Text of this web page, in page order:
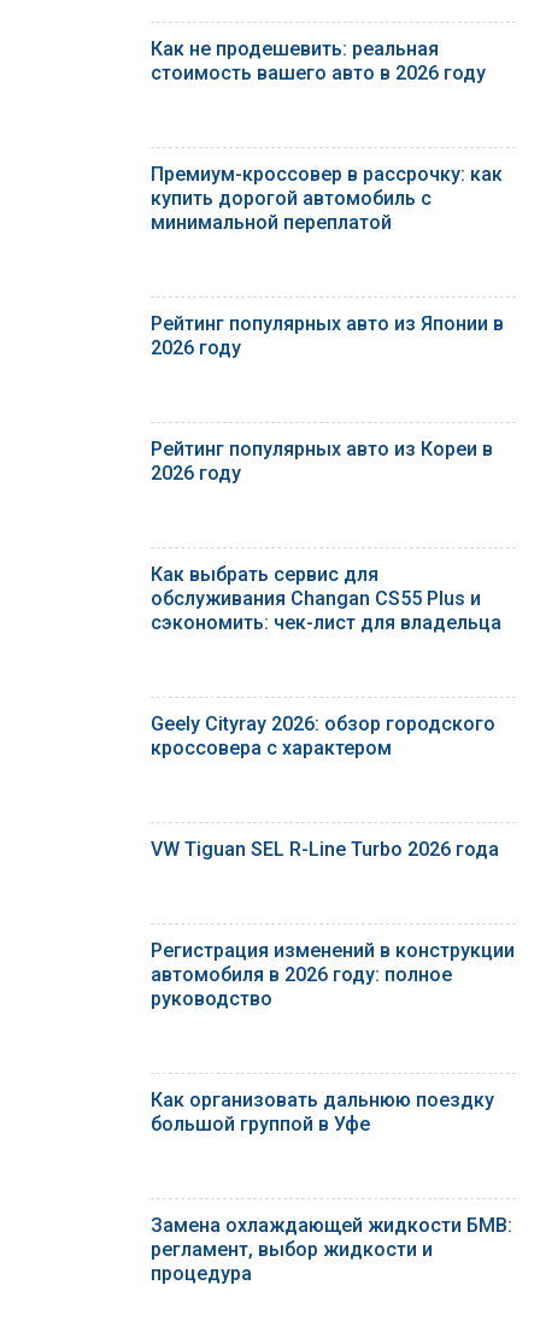
Как не продешевить: реальная
стоимость вашего авто в 2026 году
Премиум-кроссовер в рассрочку: как
купить дорогой автомобиль с
минимальной переплатой
Рейтинг популярных авто из Японии в
2026 году
Рейтинг популярных авто из Кореи в
2026 году
Как выбрать сервис для
обслуживания Changan CS55 Plus и
сэкономить: чек-лист для владельца
Geely Cityray 2026: обзор городского
кроссовера с характером
VW Tiguan SEL R-Line Turbo 2026 года
Регистрация изменений в конструкции
автомобиля в 2026 году: полное
руководство
Как организовать дальнюю поездку
большой группой в Уфе
Замена охлаждающей жидкости БМВ:
регламент, выбор жидкости и
процедура